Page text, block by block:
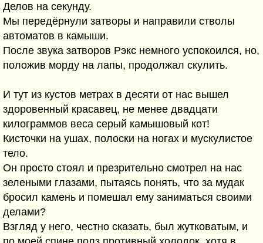
Делов на секунду.
Мы передёрнули затворы и направили стволы
автоматов в камыши.
После звука затворов Рэкс немного успокоился, но,
положив морду на лапы, продолжал скулить.
И тут из кустов метрах в десяти от нас вышел
здоровенный красавец, не менее двадцати
килограммов веса серый камышовый кот!
Кисточки на ушах, полоски на ногах и мускулистое
тело.
Он просто стоял и презрительно смотрел на нас
зелеными глазами, пытаясь понять, что за мудак
бросил камень и помешал ему заниматься своими
делами?
Взгляд у него, честно сказать, был жутковатым, и